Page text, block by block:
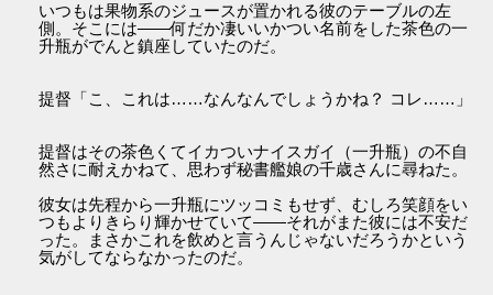
いつもは果物系のジュースが置かれる彼のテーブルの左
側。そこには――何だか凄いいかつい名前をした茶色の一
升瓶がでんと鎮座していたのだ。
提督「こ、これは……なんなんでしょうかね？ コレ……」
提督はその茶色くてイカついナイスガイ（一升瓶）の不自
然さに耐えかねて、思わず秘書艦娘の千歳さんに尋ねた。
彼女は先程から一升瓶にツッコミもせず、むしろ笑顔をい
つもよりきらり輝かせていて――それがまた彼には不安だ
った。まさかこれを飲めと言うんじゃないだろうかという
気がしてならなかったのだ。